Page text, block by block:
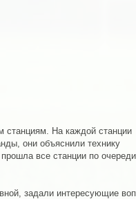
станциям. На каждой станции
они объяснили технику
все станции по
задали интересующие